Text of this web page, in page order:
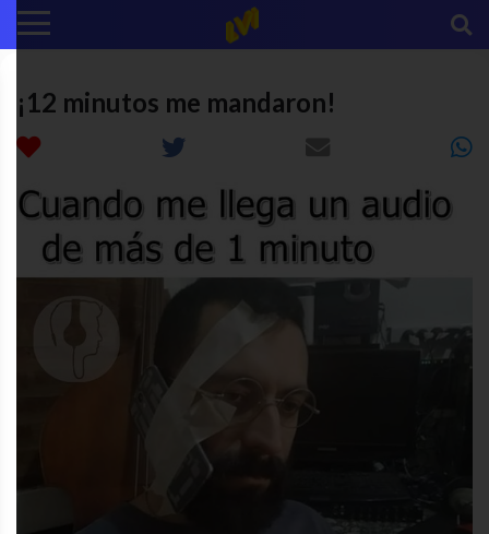
¡12 minutos me mandaron!